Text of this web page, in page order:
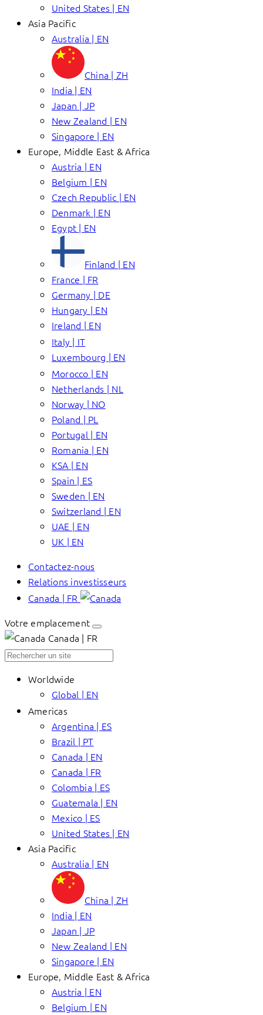
United States | EN
Asia Pacific
Australia | EN
China | ZH
India | EN
Japan | JP
New Zealand | EN
Singapore | EN
Europe, Middle East & Africa
Austria | EN
Belgium | EN
Czech Republic | EN
Denmark | EN
Egypt | EN
Finland | EN
France | FR
Germany | DE
Hungary | EN
Ireland | EN
Italy | IT
Luxembourg | EN
Morocco | EN
Netherlands | NL
Norway | NO
Poland | PL
Portugal | EN
Romania | EN
KSA | EN
Spain | ES
Sweden | EN
Switzerland | EN
UAE | EN
UK | EN
Contactez-nous
Relations investisseurs
Canada | FR
Votre emplacement
Canada | FR
Worldwide
Global | EN
Americas
Argentina | ES
Brazil | PT
Canada | EN
Canada | FR
Colombia | ES
Guatemala | EN
Mexico | ES
United States | EN
Asia Pacific
Australia | EN
China | ZH
India | EN
Japan | JP
New Zealand | EN
Singapore | EN
Europe, Middle East & Africa
Austria | EN
Belgium | EN